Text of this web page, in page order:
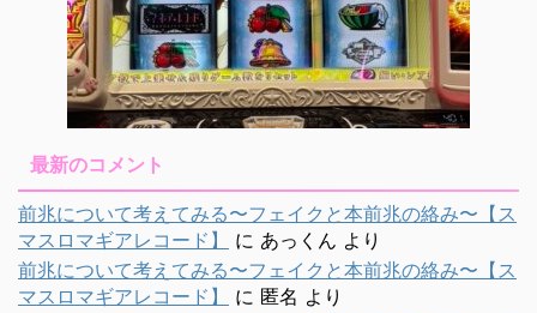
最新のコメント
前兆について考えてみる〜フェイクと本前兆の絡み〜【ス
マスロマギアレコード】
に あっくん より
前兆について考えてみる〜フェイクと本前兆の絡み〜【ス
マスロマギアレコード】
に 匿名 より